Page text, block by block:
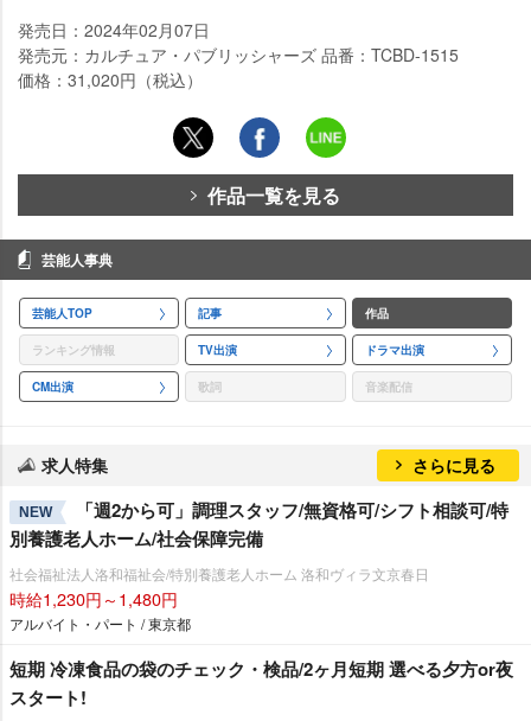
発売日：2024年02月07日
発売元：カルチュア・パブリッシャーズ 品番：TCBD-1515
価格：31,020円（税込）
作品一覧を見る
芸能人事典
芸能人TOP 記事 作品
ランキング情報 TV出演 ドラマ出演
CM出演 歌詞 音楽配信
求人特集 さらに見る
NEW
「週2から可」調理スタッフ/無資格可/シフト相談可/特
別養護老人ホーム/社会保障完備
社会福祉法人洛和福祉会/特別養護老人ホーム 洛和ヴィラ文京春日
時給1,230円～1,480円
アルバイト・パート / 東京都
短期 冷凍食品の袋のチェック・検品/2ヶ月短期 選べる夕方or夜
スタート!